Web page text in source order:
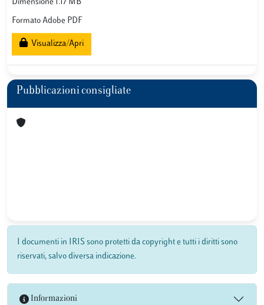
Dimensione 1.17 MB
Formato Adobe PDF
Visualizza/Apri
Pubblicazioni consigliate
I documenti in IRIS sono protetti da copyright e tutti i diritti sono
riservati, salvo diversa indicazione.
Informazioni